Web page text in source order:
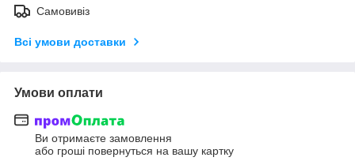
Самовивіз
Всі умови доставки
Умови оплати
Ви отримаєте замовлення
або гроші повернуться на вашу картку